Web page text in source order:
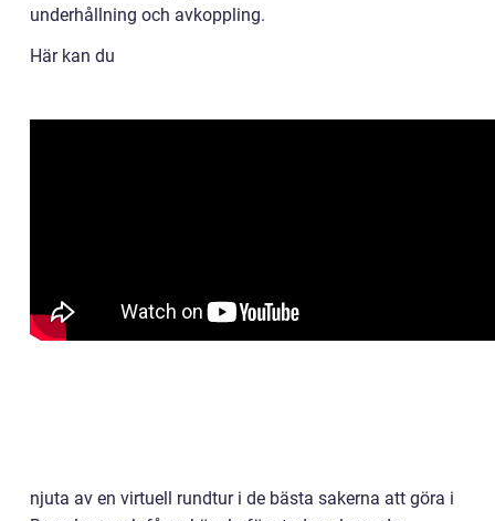
underhållning och avkoppling.
Här kan du
njuta av en virtuell rundtur i de bästa sakerna att göra i